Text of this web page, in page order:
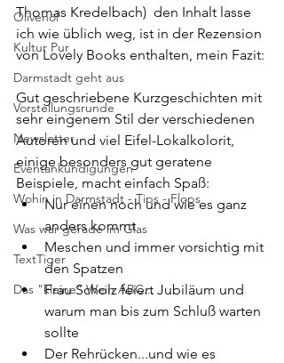
Olivenöl
Kultur Pur
Darmstadt geht aus
Vorstellungsrunde
Newsletter
Eventankündigungen
Wohin in Darmstadt - Tips - Flops
Was war gerade im Glas
TextTiger
Das "kleine" Wein ABC...
Thomas Kredelbach)  den Inhalt lasse
ich wie üblich weg, ist in der Rezension
von Lovely Books enthalten, mein Fazit:
Gut geschriebene Kurzgeschichten mit
sehr eingenem Stil der verschiedenen
Autoren und viel Eifel-Lokalkolorit,
einige besonders gut geratene
Beispiele, macht einfach Spaß:
Nur einen noch und wie es ganz
anders kommt
Meschen und immer vorsichtig mit
den Spatzen
Frau Scholz feiert Jubiläum und
warum man bis zum Schluß warten
sollte
Der Rehrücken...und wie es